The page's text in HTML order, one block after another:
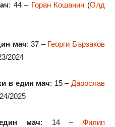
: 44 – Горан Кошанин (Олд
мач: 37 – Георги Бързаков
2024
в един мач: 15 – Дарослав
2025
мач: 14 –Филип